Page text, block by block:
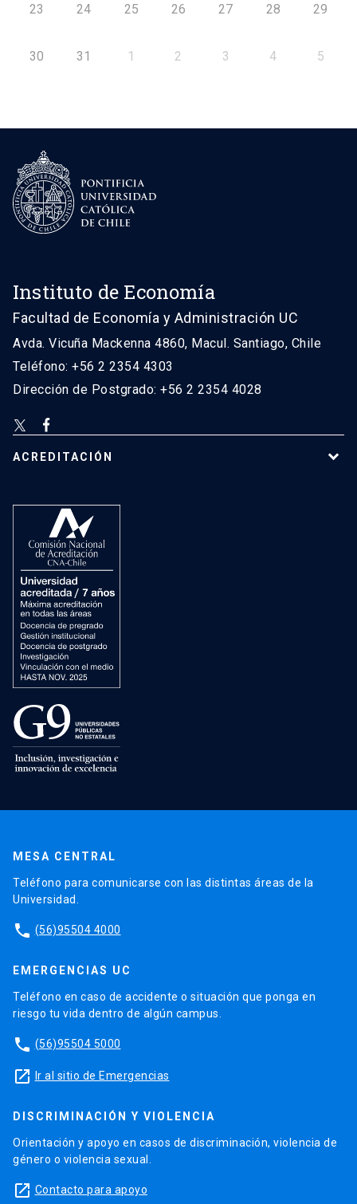
23 24 25 26 27 28 29
30 31 1 2 3 4 5
Instituto de Economía
Facultad de Economía y Administración UC
Avda. Vicuña Mackenna 4860, Macul. Santiago, Chile
Teléfono: +56 2 2354 4303
Dirección de Postgrado: +56 2 2354 4028
ACREDITACIÓN
MESA CENTRAL
Teléfono para comunicarse con las distintas áreas de la
Universidad.
phone (56)95504 4000
EMERGENCIAS UC
Teléfono en caso de accidente o situación que ponga en
riesgo tu vida dentro de algún campus.
phone (56)95504 5000
launch Ir al sitio de Emergencias
DISCRIMINACIÓN Y VIOLENCIA
Orientación y apoyo en casos de discriminación, violencia de
género o violencia sexual.
launch Contacto para apoyo